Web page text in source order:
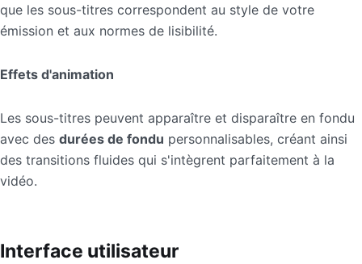
que les sous-titres correspondent au style de votre
émission et aux normes de lisibilité.
Effets d'animation
Les sous-titres peuvent apparaître et disparaître en fondu
avec des durées de fondu personnalisables, créant ainsi
des transitions fluides qui s'intègrent parfaitement à la
vidéo.
Interface utilisateur